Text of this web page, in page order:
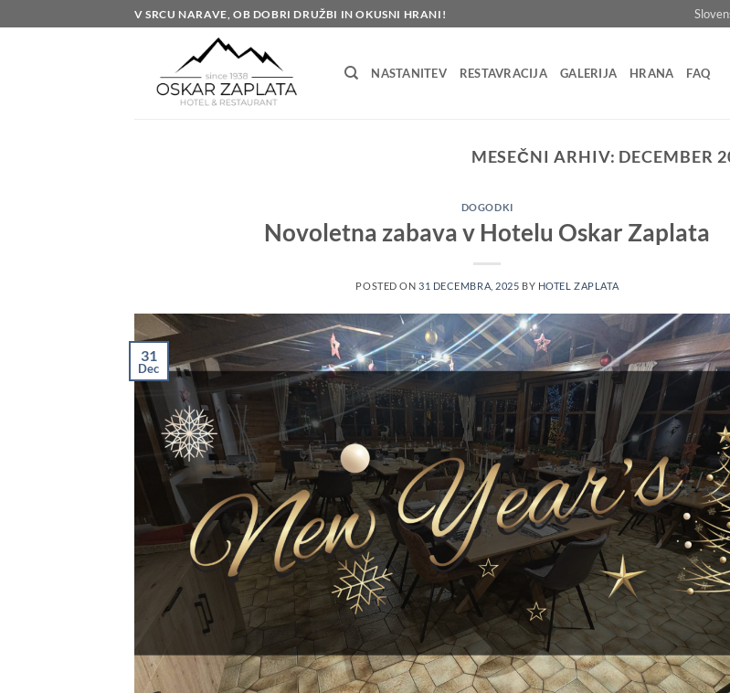
na
V SRCU NARAVE, OB DOBRI DRUŽBI IN OKUSNI HRANI!
NASTANITEV RESTAVRACIJA GALERIJA HRANA FAQ
MESEČNI ARHIV: DECEMBER
DOGODKI
Novoletna zabava v Hotelu Oskar Zaplata
POSTED ON31 DECEMBRA, 2025 BY HOTEL ZAPLATA
31
Dec